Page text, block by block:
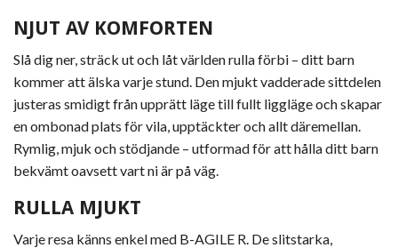
NJUT AV KOMFORTEN
Slå dig ner, sträck ut och låt världen rulla förbi – ditt barn
kommer att älska varje stund. Den mjukt vadderade sittdelen
justeras smidigt från upprätt läge till fullt liggläge och skapar
en ombonad plats för vila, upptäckter och allt däremellan.
Rymlig, mjuk och stödjande – utformad för att hålla ditt barn
bekvämt oavsett vart ni är på väg.
RULLA MJUKT
Varje resa känns enkel med B-AGILE R . De slitstarka,